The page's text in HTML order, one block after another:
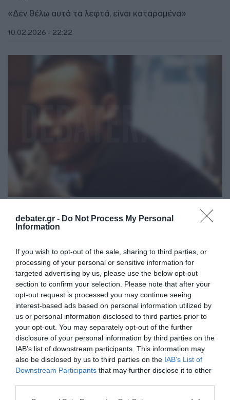
debater.gr - Do Not Process My Personal
Information
If you wish to opt-out of the sale, sharing to third parties, or
processing of your personal or sensitive information for
targeted advertising by us, please use the below opt-out
section to confirm your selection. Please note that after your
opt-out request is processed you may continue seeing
interest-based ads based on personal information utilized by
us or personal information disclosed to third parties prior to
your opt-out. You may separately opt-out of the further
disclosure of your personal information by third parties on the
IAB’s list of downstream participants. This information may
also be disclosed by us to third parties on the IAB’s List of
Downstream Participants that may further disclose it to other
«Δεν θέλω αυτά τα λεφτά, είναι καταραμένα»
10.02.2026 - 22:22
Νέα Πέραμος: Το θύμα γνώριζε τους
να τον σκοτώσουν, στο επίκεντρο τα
κληρονομικά
Πρόσωπο- «κλειδί» η σύντροφος του θύματος
09.02.2026 - 19:44